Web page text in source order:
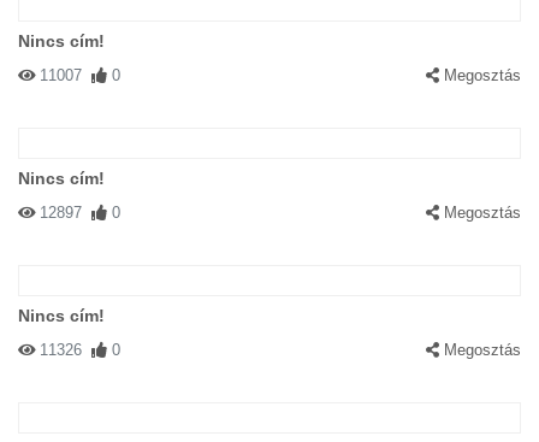
Nincs cím!
11007 0 Megosztás
Nincs cím!
12897 0 Megosztás
Nincs cím!
11326 0 Megosztás